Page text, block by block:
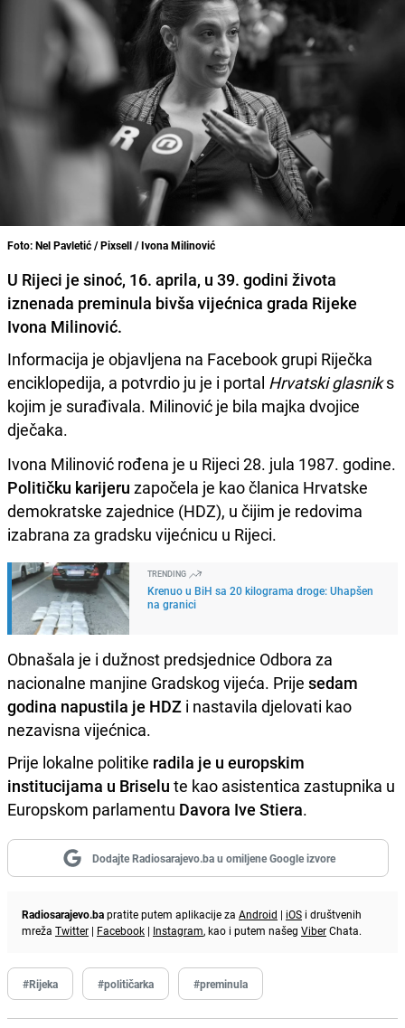
Foto: Nel Pavletić / Pixsell / Ivona Milinović
U Rijeci je sinoć, 16. aprila, u 39. godini života
iznenada preminula bivša vijećnica grada Rijeke
Ivona Milinović.
Informacija je objavljena na Facebook grupi Riječka
enciklopedija, a potvrdio ju je i portal Hrvatski glasniks
kojim je surađivala. Milinović je bila majka dvojice
dječaka.
Ivona Milinović rođena je u Rijeci 28. jula 1987. godine.
Političku karijeru započela je kao članica Hrvatske
demokratske zajednice (HDZ), u čijim je redovima
izabrana za gradsku vijećnicu u Rijeci.
TRENDING
Krenuo u BiH sa 20 kilograma droge: Uhapšen
na granici
Obnašala je i dužnost predsjednice Odbora za
nacionalne manjine Gradskog vijeća. Prije sedam
godina napustila je HDZ i nastavila djelovati kao
nezavisna vijećnica.
Prije lokalne politike radila je u europskim
institucijama u Briselu te kao asistentica zastupnika u
Europskom parlamentu Davora Ive Stiera.
Dodajte Radiosarajevo.ba u omiljene Google izvore
Radiosarajevo.bapratite putem aplikacije za Android | iOS i društvenih
mreža Twitter | Facebook | Instagram, kao i putem našeg ViberChata.
#Rijeka #političarka #preminula